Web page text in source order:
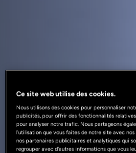
Ce site web utilise des cookies.
Nous utilisons des cookies pour personnaliser
publicités, pour offrir des fonctionnalités
pour analyser notre trafic. Nous partageons
l'utilisation que vous faites de notre site avec
nos partenaires publicitaires et analytiques qui
regrouper avec d'autres informations que vous